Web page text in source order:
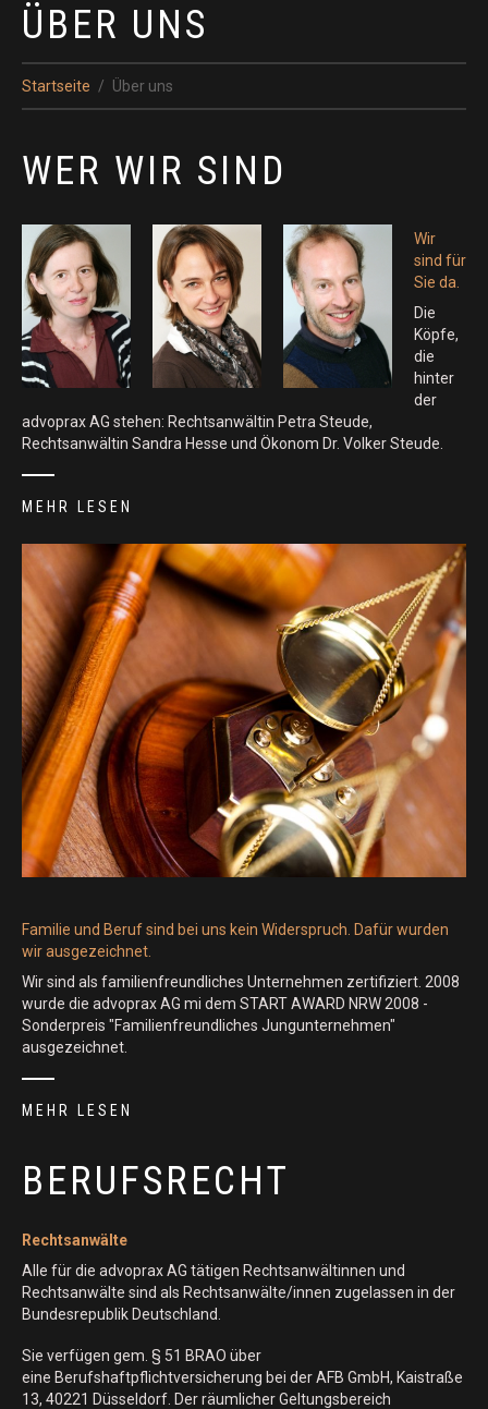
ÜBER UNS
Startseite Über uns
WER WIR SIND
Wir
sind für
Sie da.
Die
Köpfe,
die
hinter
der
advoprax AG stehen: Rechtsanwältin Petra Steude,
Rechtsanwältin Sandra Hesse und Ökonom Dr. Volker Steude.
MEHR LESEN
Familie und Beruf sind bei uns kein Widerspruch. Dafür wurden
wir ausgezeichnet.
Wir sind als familienfreundliches Unternehmen zertifiziert. 2008
wurde die advoprax AG mi dem START AWARD NRW 2008 -
Sonderpreis "Familienfreundliches Jungunternehmen"
ausgezeichnet.
MEHR LESEN
BERUFSRECHT
Rechtsanwälte
Alle für die advoprax AG tätigen Rechtsanwältinnen und
Rechtsanwälte sind als Rechtsanwälte/innen zugelassen in der
Bundesrepublik Deutschland.
Sie verfügen gem. § 51 BRAO über
eine Berufshaftpflichtversicherung bei der AFB GmbH, Kaistraße
13, 40221 Düsseldorf. Der räumlicher Geltungsbereich